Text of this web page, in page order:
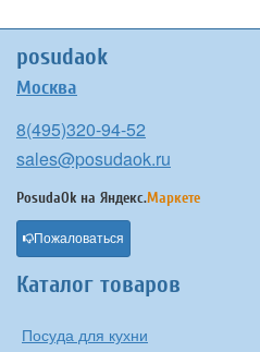
posudaok
Москва
8(495)320-94-52
sales@posudaok.ru
PosudaOk на Яндекс.Маркете
Пожаловаться
Каталог товаров
Посуда для кухни